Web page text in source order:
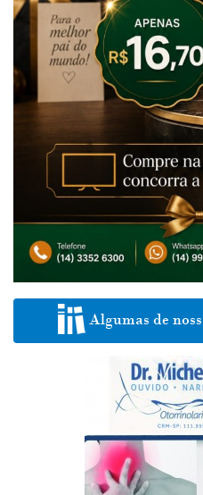
Algumas de